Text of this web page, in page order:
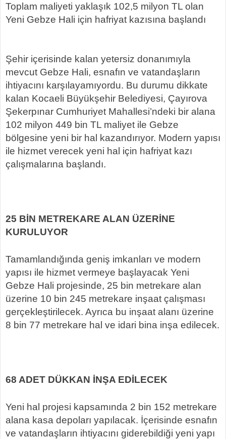
Toplam maliyeti yaklaşık 102,5 milyon TL olan
Yeni Gebze Hali için hafriyat kazısına başlandı
Şehir içerisinde kalan yetersiz donanımıyla
mevcut Gebze Hali, esnafın ve vatandaşların
ihtiyacını karşılayamıyordu. Bu durumu dikkate
kalan Kocaeli Büyükşehir Belediyesi, Çayırova
Şekerpınar Cumhuriyet Mahallesi’ndeki bir alana
102 milyon 449 bin TL maliyet ile Gebze
bölgesine yeni bir hal kazandırıyor. Modern yapısı
ile hizmet verecek yeni hal için hafriyat kazı
çalışmalarına başlandı.
25 BİN METREKARE ALAN ÜZERİNE
KURULUYOR
Tamamlandığında geniş imkanları ve modern
yapısı ile hizmet vermeye başlayacak Yeni
Gebze Hali projesinde, 25 bin metrekare alan
üzerine 10 bin 245 metrekare inşaat çalışması
gerçekleştirilecek. Ayrıca bu inşaat alanı üzerine
8 bin 77 metrekare hal ve idari bina inşa edilecek.
68 ADET DÜKKAN İNŞA EDİLECEK
Yeni hal projesi kapsamında 2 bin 152 metrekare
alana kasa depoları yapılacak. İçerisinde esnafın
ve vatandaşların ihtiyacını giderebildiği yeni yapı